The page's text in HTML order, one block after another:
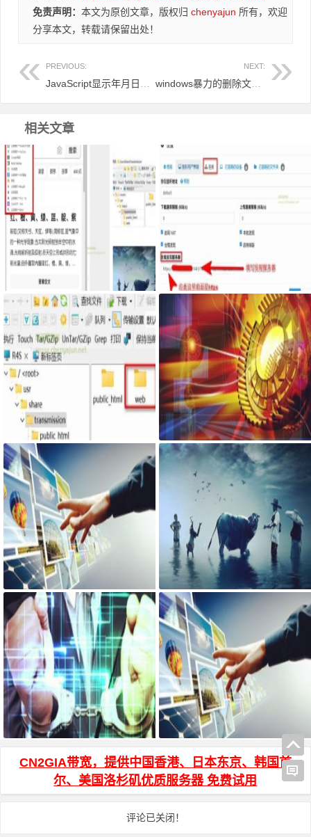
免责声明： 本文为原创文章，版权归 chenyajun 所有，欢迎
分享本文，转载请保留出处！
PREVIOUS: NEXT:
windows暴力的删除文件和文件夹方法
相关文章
Google Chrome浏览器右侧边栏嵌
服务器搭建syncthing客户端，自
己私有syncthing发现服务器和中
继服务器
最新固件里transmission页面提示
Couldn't find Transmission's web
interface files错误
网页添加密码访问JS代码
宝塔面板搭建可道云 可访问系统
目录方法
AdGuard Home和网站共存安装方
法
js页面跳转 和 js打开新窗口 方法
HTML页面输入密码才能访问加密
代码
CN2GIA带宽，提供中国香港、日本东京、韩国首
尔、美国洛杉矶优质服务器 免费试用
评论已关闭！